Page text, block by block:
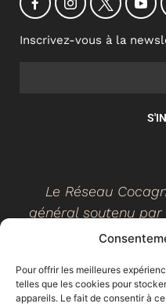
Pour offrir les meilleures
telles que les cookies pour
appareils. Le fait de consentir à
Inscrivez-vous à la
Le Réseau
général soutenu
©2026- Réseau